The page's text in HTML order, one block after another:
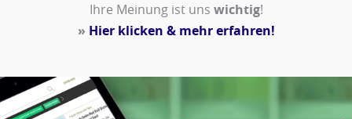
Ihre Meinung ist uns wichtig!
» Hier klicken & mehr erfahren!